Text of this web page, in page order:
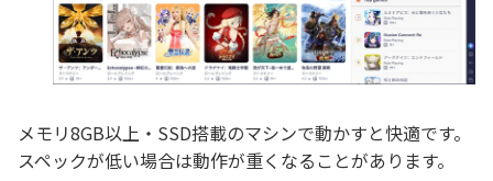
メモリ8GB以上・SSD搭載のマシンで動かすと快適です。
スペックが低い場合は動作が重くなることがあります。